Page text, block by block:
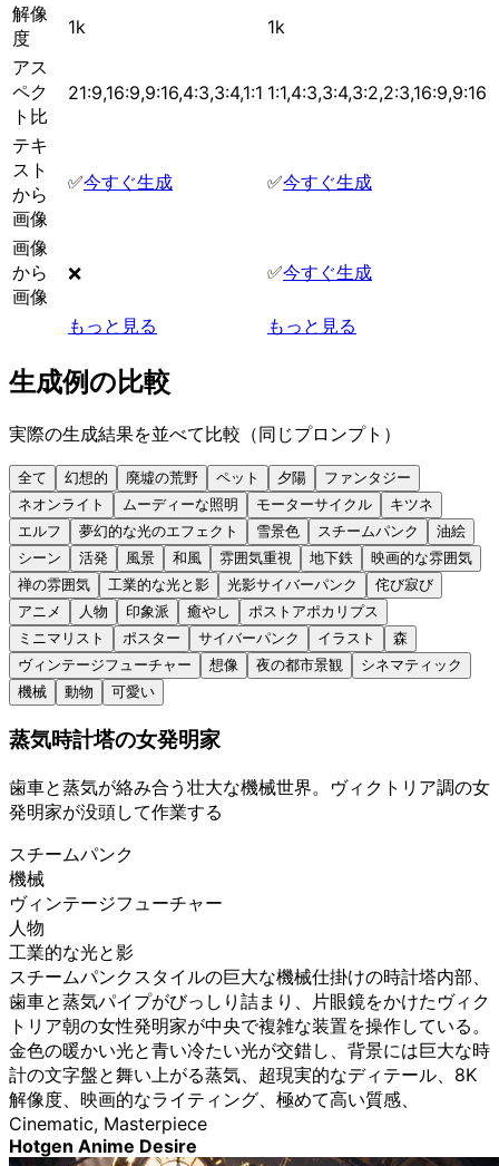
解像
度
1k
1k
アス
ペク
ト比
21:9,16:9,9:16,4:3,3:4,1:1 1:1,4:3,3:4,3:2,2:3,16:9,9:16
テキ
スト
から
画像
✅今すぐ生成 ✅今すぐ生成
画像
から
画像
❌ ✅今すぐ生成
もっと見る もっと見る
生成例の比較
実際の生成結果を並べて比較（同じプロンプト）
全て 幻想的 廃墟の荒野 ペット 夕陽
ファンタジー
ネオンライト
ムーディーな照明 モーターサイクル
キツネ
エルフ
夢幻的な光のエフェクト 雪景色 スチームパンク
油絵
シーン
活発 風景 和風 雰囲気重視 地下鉄
映画的な雰囲気
禅の雰囲気
工業的な光と影 光影サイバーパンク
侘び寂び
アニメ
人物 印象派 癒やし
ポストアポカリプス
ミニマリスト
ポスター サイバーパンク イラスト
森
ヴィンテージフューチャー
想像 夜の都市景観
シネマティック
機械
動物 可愛い
蒸気時計塔の女発明家
歯車と蒸気が絡み合う壮大な機械世界。ヴィクトリア調の女
発明家が没頭して作業する
スチームパンク
機械
ヴィンテージフューチャー
人物
工業的な光と影
スチームパンクスタイルの巨大な機械仕掛けの時計塔内部、
歯車と蒸気パイプがびっしり詰まり、片眼鏡をかけたヴィク
トリア朝の女性発明家が中央で複雑な装置を操作している。
金色の暖かい光と青い冷たい光が交錯し、背景には巨大な時
計の文字盤と舞い上がる蒸気、超現実的なディテール、8K
解像度、映画的なライティング、極めて高い質感、
Cinematic, Masterpiece
Hotgen Anime Desire